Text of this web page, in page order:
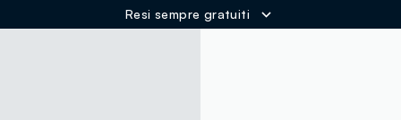
Resi sempre gratuiti